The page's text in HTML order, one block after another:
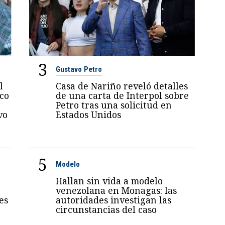
3 Gustavo Petro
Casa de Nariño reveló detalles
de una carta de Interpol sobre
Petro tras una solicitud en
Estados Unidos
5 Modelo
Hallan sin vida a modelo
venezolana en Monagas: las
autoridades investigan las
circunstancias del caso